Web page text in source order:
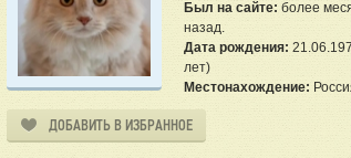
Был на сайте: более
назад.
Дата рождения:
лет)
Местонахождение:
ДОБАВИТЬ В ИЗБРАННОЕ